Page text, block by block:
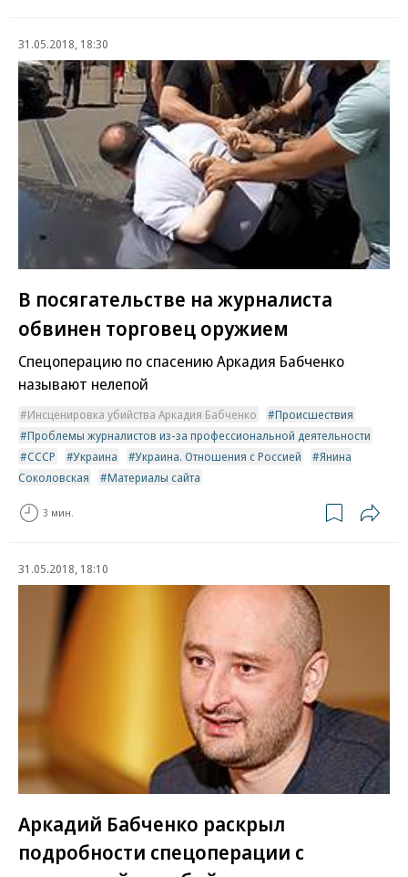
31.05.2018, 18:30
В посягательстве на журналиста
обвинен торговец оружием
Спецоперацию по спасению Аркадия Бабченко
называют нелепой
Инсценировка убийства Аркадия Бабченко
Происшествия
Проблемы журналистов из-за профессиональной деятельности
СССР
Украина Украина. Отношения с Россией
Янина
Соколовская
Материалы сайта
3 мин.
31.05.2018, 18:10
Аркадий Бабченко раскрыл
подробности спецоперации с